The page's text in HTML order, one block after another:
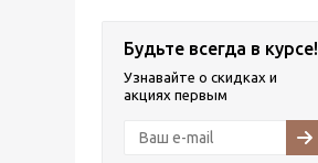
Будьте всегда в курсе!
Узнавайте о скидках и
акциях первым